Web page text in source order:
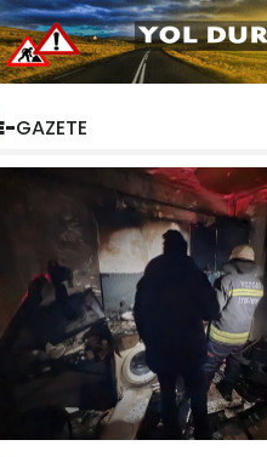
GAZETE